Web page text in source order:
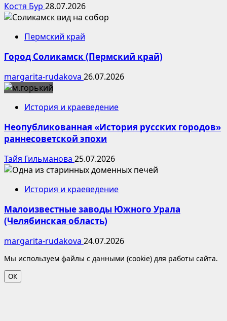
Костя Бур 28.07.2026
Пермский край
Город Соликамск (Пермский край)
margarita-rudakova 26.07.2026
История и краеведение
Неопубликованная «История русских городов»
раннесоветской эпохи
Тайя Гильманова 25.07.2026
История и краеведение
Малоизвестные заводы Южного Урала
(Челябинская область)
margarita-rudakova 24.07.2026
Мы используем файлы с данными (cookie) для работы сайта.
ОК